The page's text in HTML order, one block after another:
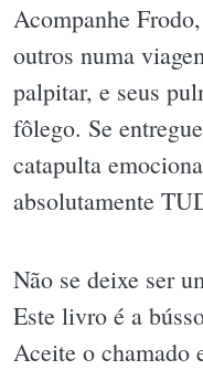
Acompanhe
outros numa
palpitar, e seus
fôlego. Se
catapulta
absolutamente
Não se deixe ser
Este livro é a
Aceite o chamado